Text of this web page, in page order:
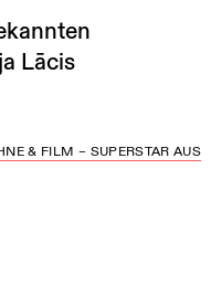
Lācis
& FILM – SUPERSTAR AUS